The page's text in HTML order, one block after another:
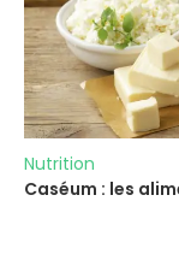
Nutrition
Caséum : les